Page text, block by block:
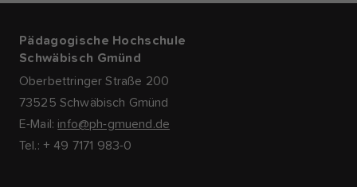
Pädagogische Hochschule
Schwäbisch Gmünd
Oberbettringer Straße 200
73525 Schwäbisch Gmünd
E-Mail: info@ph-gmuend.de
Tel.: + 49 7171 983-0